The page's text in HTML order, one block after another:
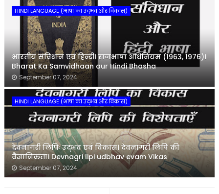
HINDI LANGUAGE (भाषा का उद्भव और विकास)
भारतीय संविधान एवं हिन्दी। राजभाषा अधिनियम (1963, 1976)।
Bharat Ka Samvidhaan aur Hindi Bhasha
September 07, 2024
HINDI LANGUAGE (भाषा का उद्भव और विकास)
देवनागरी लिपिः उद्भव एवं विकास। देवनागरी लिपि की
वैज्ञानिकता। Devnagri lipi udbhav evam Vikas
September 07, 2024